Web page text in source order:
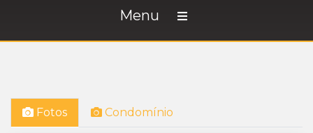
Menu
Fotos Condomínio